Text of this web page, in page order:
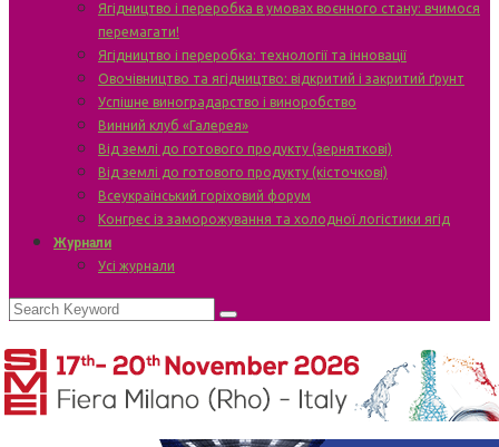
Ягідництво і переробка в умовах воєнного стану: вчимося
перемагати!
Ягідництво і переробка: технології та інновації
Овочівництво та ягідництво: відкритий і закритий ґрунт
Успішне виноградарство і виноробство
Винний клуб «Галерея»
Від землі до готового продукту (зерняткові)
Від землі до готового продукту (кісточкові)
Всеукраїнський горіховий форум
Конгрес із заморожування та холодної логістики ягід
Журнали
Усі журнали